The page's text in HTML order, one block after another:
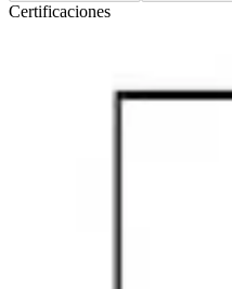
Certificaciones